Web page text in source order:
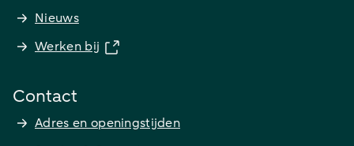
Nieuws
Werken bij
Contact
Adres en openingstijden